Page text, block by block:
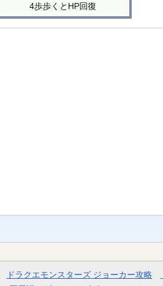
4歩歩くとHP回復
ドラクエモンスターズ ジョーカー攻略